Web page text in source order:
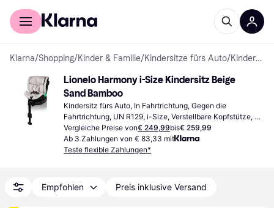
Für Shopper
Klarna/Shopping/Kinder & Familie/Kindersitze fürs Auto/ Kindersitze fürs Auto
Lionelo Harmony i-Size Kindersitz Beige
Sand Bamboo
Kindersitz fürs Auto, In Fahrtrichtung, Gegen die
Fahrtrichtung, UN R129, i-Size, Verstellbare Kopfstütze,
Seitlicher Aufprallschutz (ASIP), Drehbar
Vergleiche Preise von€ 249,99bis€ 259,99
Ab 3 Zahlungen von € 83,33 mit
Teste flexible Zahlungen*
Empfohlen Preis inklusive Versand